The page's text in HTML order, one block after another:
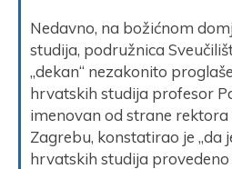
Nedavno, na božićnom
studija, podružnica
„dekan“ nezakonito
hrvatskih studija profesor
imenovan od strane rektora
Zagrebu, konstatirao je „da
hrvatskih studija